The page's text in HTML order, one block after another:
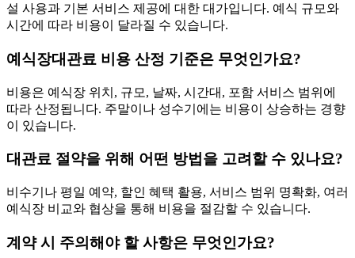
설 사용과 기본 서비스 제공에 대한 대가입니다. 예식 규모와
시간에 따라 비용이 달라질 수 있습니다.
예식장대관료 비용 산정 기준은 무엇인가요?
비용은 예식장 위치, 규모, 날짜, 시간대, 포함 서비스 범위에
따라 산정됩니다. 주말이나 성수기에는 비용이 상승하는 경향
이 있습니다.
대관료 절약을 위해 어떤 방법을 고려할 수 있나요?
비수기나 평일 예약, 할인 혜택 활용, 서비스 범위 명확화, 여러
예식장 비교와 협상을 통해 비용을 절감할 수 있습니다.
계약 시 주의해야 할 사항은 무엇인가요?